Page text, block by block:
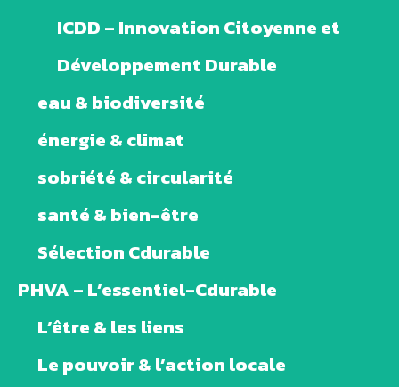
ICDD – Innovation Citoyenne et
Développement Durable
eau & biodiversité
énergie & climat
sobriété & circularité
santé & bien-être
Sélection Cdurable
PHVA – L’essentiel-Cdurable
L’être & les liens
Le pouvoir & l’action locale